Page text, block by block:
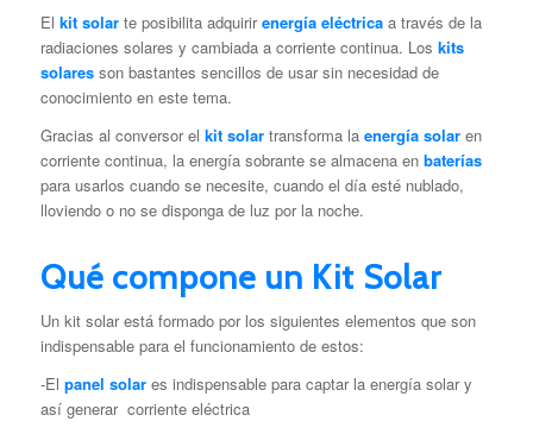
El kit solar te posibilita adquirirenergía eléctricaa través de la
radiaciones solares y cambiada a corriente continua. Los kits
solaresson bastantes sencillos de usar sin necesidad de
conocimiento en este tema.
Gracias al conversor el kit solartransforma la energía solaren
corriente continua, la energía sobrante se almacena enbaterías
para usarlos cuando se necesite, cuando el día esté nublado,
lloviendo o no se disponga de luz por la noche.
Qué compone un Kit Solar
Un kit solar está formado por los siguientes elementos que son
indispensable para el funcionamiento de estos:
-El panel solar es indispensable para captar la energía solar y
así generar corriente eléctrica